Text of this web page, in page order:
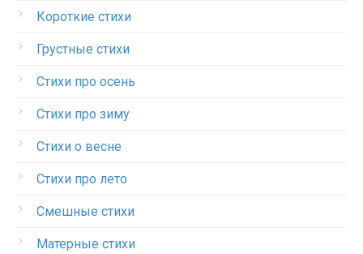
Короткие стихи
Грустные стихи
Стихи про осень
Стихи про зиму
Стихи о весне
Стихи про лето
Смешные стихи
Матерные стихи